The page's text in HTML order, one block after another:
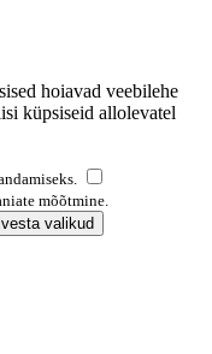
hoiavad veebilehe
küpsiseid allolevatel
mõõtmine.
valikud